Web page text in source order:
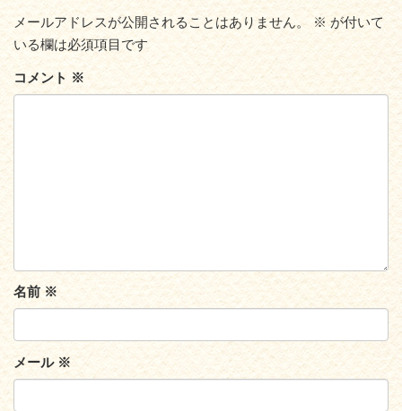
メールアドレスが公開されることはありません。 ※ が付いて
いる欄は必須項目です
コメント ※
名前 ※
メール ※